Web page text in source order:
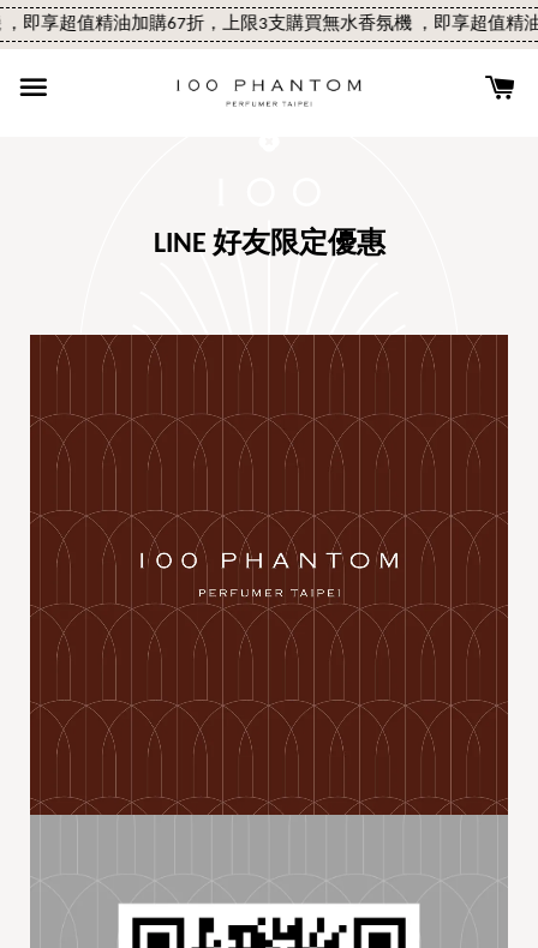
即享超值精油加購67折，上限3支購買無水香氛機 ，即享超值精
LINE 好友限定優惠